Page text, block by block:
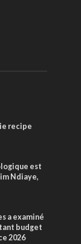
recipe
est
Ndiaye,
a examiné
budget
2026